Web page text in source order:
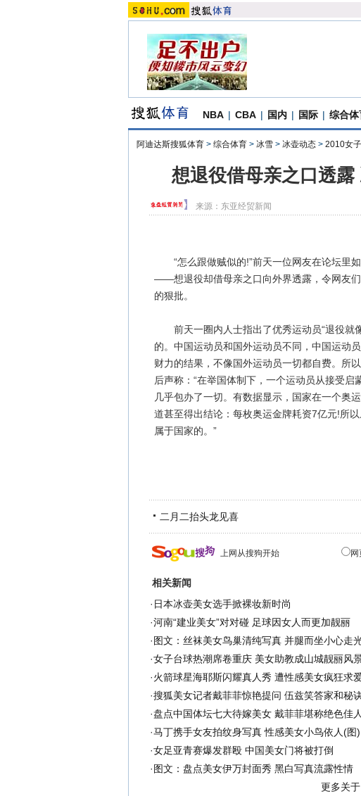
NBA | CBA | 国内 | 国际 | 综合体
阿迪达斯搜狐体育 > 综合体育 > 冰雪 > 冰壶动态 > 2010女
想退役借母亲之口透
来源： 东亚经贸新闻
“怎么跟做贼似的!”前天一位网友在论坛里
——想退役却借母亲之口向外界透露，令网友
的狠批。
前天一圈内人士指出了优秀运动员“退役就
的。中国运动员和国外运动员不同，中国运动
财力的结果，不像国外运动员一切都自费。所
后声称：“在举国体制下，一个运动员从接受
几乎包办了一切。有数据显示，国家在一个奥
道甚至得出结论：每枚奥运金牌耗资7亿元!所
属于国家的。”
二月二抬头龙见喜
上网从搜狗开始 网
相关新闻
· 日本冰壶美女选手掀裸妆新时尚
·河南“建业美女”对对碰 足球因女人而更加靓丽
· 图文：丝袜美女鸟巢清纯写真 并腿而坐小心走
·女子台球热潮席卷重庆 美女助教成山城靓丽风
·火箭球星海耶斯闪耀真人秀 遭性感美女疯狂求
·搜狐美女记者戴菲菲惊艳提问 伍兹笑答家和秘
·盘点中国体坛七大待嫁美女 戴菲菲堪称绝色佳人
·马丁携手女友拍纹身写真 性感美女小鸟依人(图)
·女足亚青赛爆发群殴 中国美女门将被打倒
· 图文：盘点美女伊万封面秀 黑白写真流露性情
更多关于